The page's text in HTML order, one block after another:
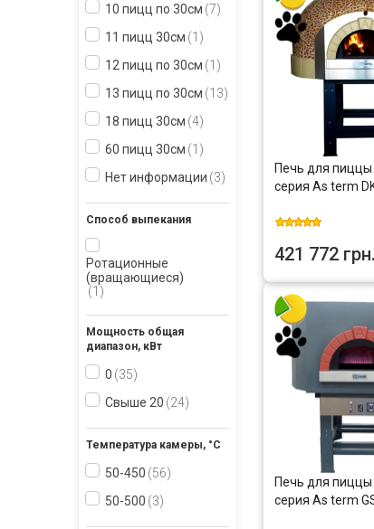
10 пицц по 30см 7
11 пицц 30см 1
12 пицц по 30см 1
13 пицц по 30см 13
18 пицц 30см 4
60 пицц 30см 1
Нет информации 3
Способ выпекания
Ротационные
(вращающиеся)
1
Мощность общая
диапазон, кВт
0 35
Свыше 20 24
Температура камеры, °С
50-450 56
50-500 3
Печь для пиццы
серия As term
421 772 грн.
Печь для пиццы
серия As term